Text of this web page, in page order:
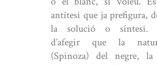
antítesi que ja prefigura,
la solució o síntesi.
d’afegir que la
(Spinoza) del negre, la